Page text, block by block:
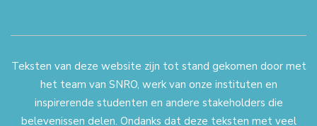
Teksten van deze website zijn tot stand gekomen door met
het team van SNRO, werk van onze instituten en
inspirerende studenten en andere stakeholders die
belevenissen delen. Ondanks dat deze teksten met veel